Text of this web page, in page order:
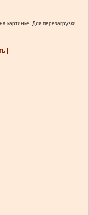
картинке. Для перезагрузки
|